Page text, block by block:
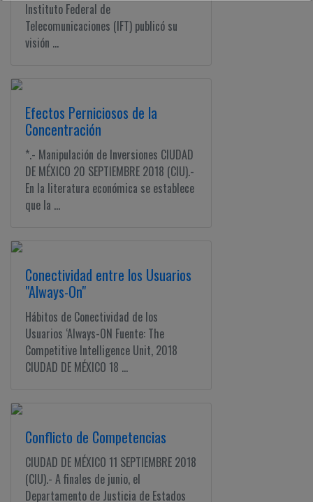
Instituto Federal de
Telecomunicaciones (IFT) publicó su
visión ...
Efectos Perniciosos de la
Concentración
*.- Manipulación de Inversiones CIUDAD
DE MÉXICO 20 SEPTIEMBRE 2018 (CIU).-
En la literatura económica se establece
que la ...
Conectividad entre los Usuarios
"Always-On"
Hábitos de Conectividad de los
Usuarios ‘Always-ON Fuente: The
Competitive Intelligence Unit, 2018
CIUDAD DE MÉXICO 18 ...
Conflicto de Competencias
CIUDAD DE MÉXICO 11 SEPTIEMBRE 2018
(CIU).- A finales de junio, el
Departamento de Justicia de Estados